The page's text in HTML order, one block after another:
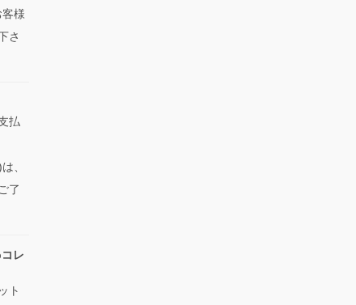
様
さ
払
、
了
レ
ト